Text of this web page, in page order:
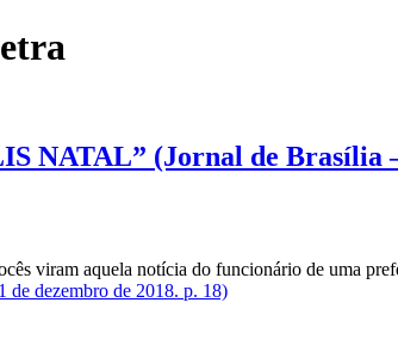
NATAL” (Jornal de Brasília
viram aquela notícia do funcionário de uma
dezembro de 2018. p. 18)